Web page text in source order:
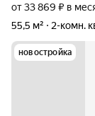
от 33 869 ₽ в
55,5 м²
2-комн.
новостройка